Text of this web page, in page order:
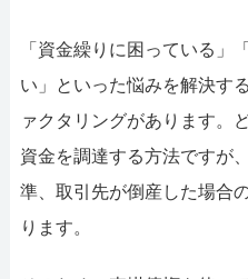
ファクタリングで通
「資金繰りに困っている」
い」といった悩みを解決す
ァクタリングがあります。
資金を調達する方法ですが
準、取引先が倒産した場合
ります。